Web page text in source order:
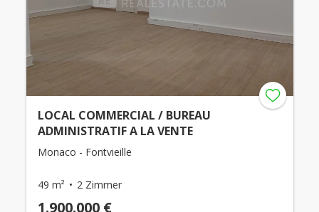
LOCAL COMMERCIAL / BUREAU
ADMINISTRATIF A LA VENTE
Monaco - Fontvieille
49 m² 2 Zimmer
1.900.000 €